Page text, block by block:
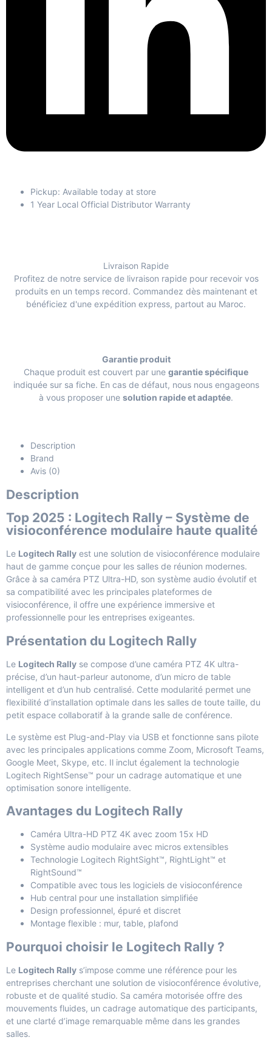
Pickup: Available today at store
1 Year Local Official Distributor Warranty
Livraison Rapide
Profitez de notre service de livraison rapide pour recevoir vos
produits en un temps record. Commandez dès maintenant et
bénéficiez d'une expédition express, partout au Maroc.
Garantie produit
Chaque produit est couvert par une garantie spécifique
indiquée sur sa fiche. En cas de défaut, nous nous engageons
à vous proposer une solution rapide et adaptée.
Description
Brand
Avis (0)
Description
Top 2025 : Logitech Rally – Système de
visioconférence modulaire haute qualité
Le Logitech Rally est une solution de visioconférence modulaire
haut de gamme conçue pour les salles de réunion modernes.
Grâce à sa caméra PTZ Ultra-HD, son système audio évolutif et
sa compatibilité avec les principales plateformes de
visioconférence, il offre une expérience immersive et
professionnelle pour les entreprises exigeantes.
Présentation du Logitech Rally
Le Logitech Rally se compose d’une caméra PTZ 4K ultra-
précise, d’un haut-parleur autonome, d’un micro de table
intelligent et d’un hub centralisé. Cette modularité permet une
flexibilité d’installation optimale dans les salles de toute taille, du
petit espace collaboratif à la grande salle de conférence.
Le système est Plug-and-Play via USB et fonctionne sans pilote
avec les principales applications comme Zoom, Microsoft Teams,
Google Meet, Skype, etc. Il inclut également la technologie
Logitech RightSense™ pour un cadrage automatique et une
optimisation sonore intelligente.
Avantages du Logitech Rally
Caméra Ultra-HD PTZ 4K avec zoom 15x HD
Système audio modulaire avec micros extensibles
Technologie Logitech RightSight™, RightLight™ et
RightSound™
Compatible avec tous les logiciels de visioconférence
Hub central pour une installation simplifiée
Design professionnel, épuré et discret
Montage flexible : mur, table, plafond
Pourquoi choisir le Logitech Rally ?
Le Logitech Rally s’impose comme une référence pour les
entreprises cherchant une solution de visioconférence évolutive,
robuste et de qualité studio. Sa caméra motorisée offre des
mouvements fluides, un cadrage automatique des participants,
et une clarté d’image remarquable même dans les grandes
salles.